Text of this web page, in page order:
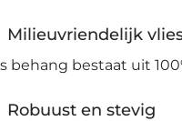
Milieuvriendelijk
behang bestaat uit
Robuust en stevig